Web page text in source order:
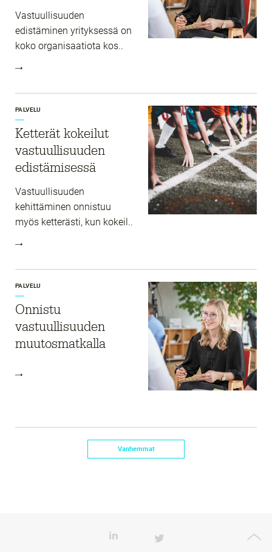
Vastuullisuuden
edistäminen yrityksessä on
koko organisaatiota kos..
PALVELU
Ketterät kokeilut
vastuullisuuden
edistämisessä
Vastuullisuuden
kehittäminen onnistuu
myös ketterästi, kun kokeil..
PALVELU
Onnistu
vastuullisuuden
muutosmatkalla
Vanhemmat